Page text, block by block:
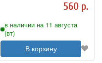
560 р.
в наличии на 11 августа
(вт)
В корзину